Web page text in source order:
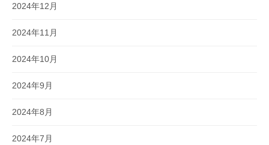
2024年12月
2024年11月
2024年10月
2024年9月
2024年8月
2024年7月